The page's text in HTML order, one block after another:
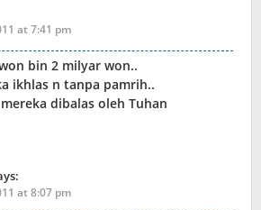
at 7:41 pm
bin 2 milyar won..
ikhlas n tanpa pamrih..
dibalas oleh Tuhan
at 8:07 pm